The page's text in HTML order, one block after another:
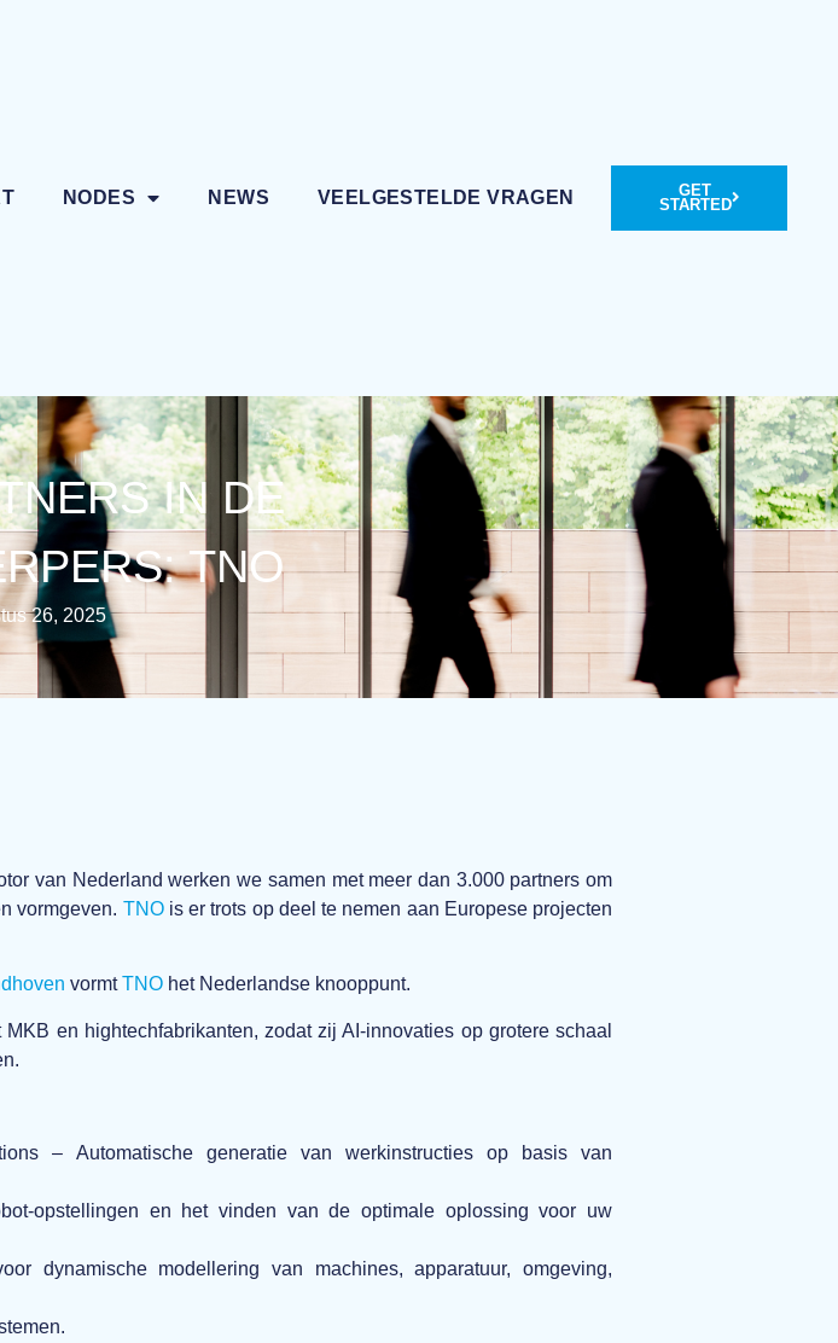
NODES NEWS VEELGESTELDE VRAGEN
GET
STARTED
IN DE
TNO
26, 2025
van Nederland werken we samen met meer dan 3.000 partners om
vormgeven. TNOis er trots op deel te nemen aan Europese projecten
vormtTNO het Nederlandse knooppunt.
en hightechfabrikanten, zodat zij AI-innovaties op grotere schaal
– Automatische generatie van werkinstructies op basis van
opstellingen en het vinden van de optimale oplossing voor uw
dynamische modellering van machines, apparatuur, omgeving,